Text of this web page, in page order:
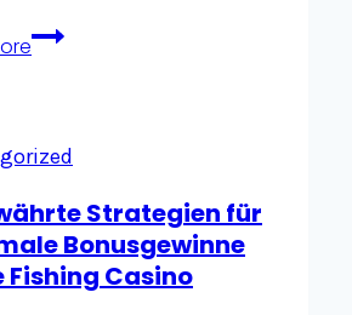
Cosmopolitan
Question
region
Now
Sky
Crown
Strategien für
Bonusgewinne
Fishing Casino